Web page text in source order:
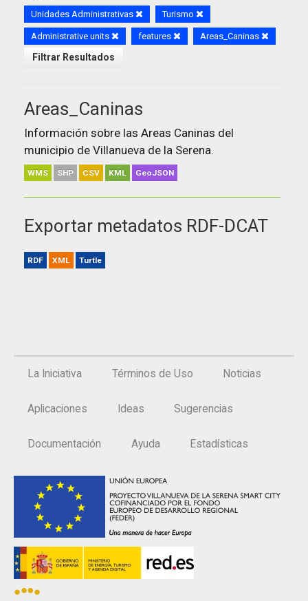
Unidades Administrativas Turismo
Administrative units features Areas_Caninas
Filtrar Resultados
Areas_Caninas
Información sobre las Areas Caninas del
municipio de Villanueva de la Serena.
WMS SHP CSV KML GeoJSON
Exportar metadatos RDF-DCAT
RDF XML Turtle
La Iniciativa Términos de Uso Noticias
Aplicaciones Ideas Sugerencias
Documentación Ayuda Estadísticas